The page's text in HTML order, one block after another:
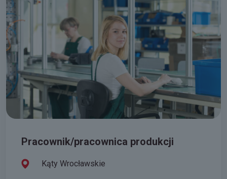
Pracownik/pracownica produkcji
Kąty Wrocławskie